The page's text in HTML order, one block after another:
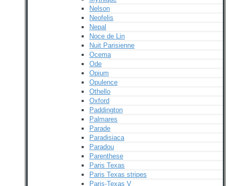
Nelson
Neofelis
Nepal
Noce de Lin
Nuit Parisienne
Ocema
Ode
Opium
Opulence
Othello
Oxford
Paddington
Palmares
Parade
Paradisiaca
Paradou
Parenthese
Paris Texas
Paris Texas stripes
Paris-Texas V